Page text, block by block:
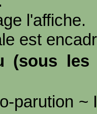
l'affiche.
est
(sous
parution ~